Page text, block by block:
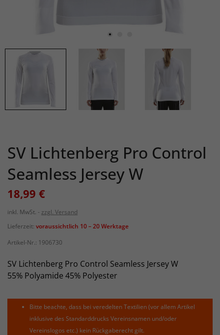
SV Lichtenberg Pro Control
Seamless Jersey W
18,99 €
inkl. MwSt.
zzgl. Versand
Lieferzeit: voraussichtlich 10 – 20 Werktage
Artikel-Nr.: 1906730
SV Lichtenberg Pro Control Seamless Jersey W
55% Polyamide 45% Polyester
Bitte beachte, dass bei veredelten Textilien (vor allem Artikel
inklusive des Standarddrucks Vereinsnamen und/oder
Vereinslogos etc.) kein Rückgaberecht gilt.